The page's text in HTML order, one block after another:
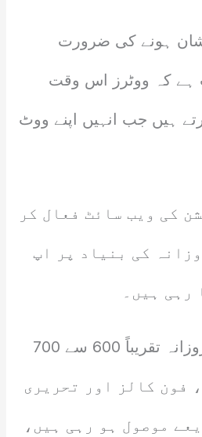
ہونے کی ضرورت
ہے کہ ووٹرز اس وقت
ہیں جب انہیں اپنے ووٹ
کی ویب سائٹ فعال کر
کی بنیاد پر اپ
رہی ہیں۔
الیکشن کمیشن کو روزانہ تقریباً 600 سے 700
فون کالز اور تحریری
موصول ہو رہی ہیں،